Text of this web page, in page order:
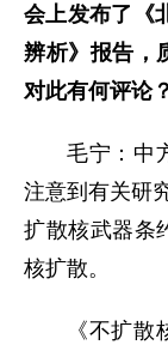
会上发布了《
辨析》报告，
对此有何评论？
毛宁：中
注意到有关研
扩散核武器条
核扩散。
《不扩